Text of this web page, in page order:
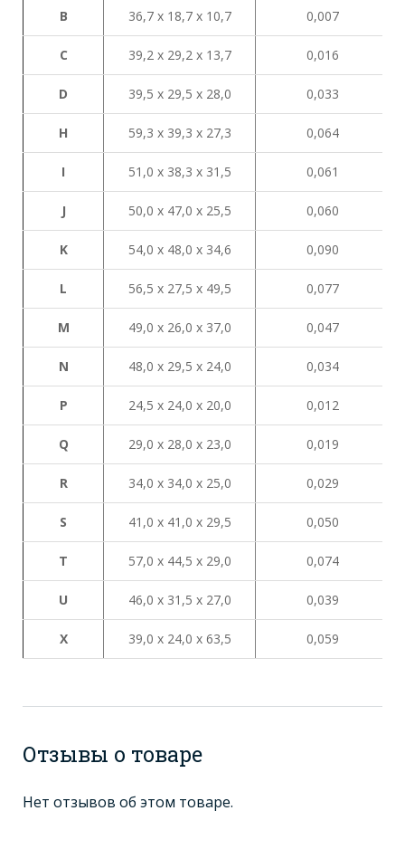
B 36,7 х 18,7 х 10,7 0,007
C 39,2 х 29,2 х 13,7 0,016
D 39,5 х 29,5 х 28,0 0,033
H 59,3 х 39,3 х 27,3 0,064
I 51,0 х 38,3 х 31,5 0,061
J 50,0 х 47,0 х 25,5 0,060
K 54,0 х 48,0 х 34,6 0,090
L 56,5 х 27,5 х 49,5 0,077
М 49,0 х 26,0 х 37,0 0,047
N 48,0 х 29,5 х 24,0 0,034
P 24,5 х 24,0 х 20,0 0,012
Q 29,0 х 28,0 х 23,0 0,019
R 34,0 х 34,0 х 25,0 0,029
S 41,0 х 41,0 х 29,5 0,050
Т 57,0 х 44,5 х 29,0 0,074
U 46,0 х 31,5 х 27,0 0,039
X 39,0 х 24,0 х 63,5 0,059
Отзывы о товаре
Нет отзывов об этом товаре.